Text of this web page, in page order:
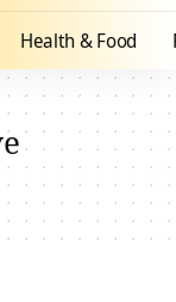
Health & Food